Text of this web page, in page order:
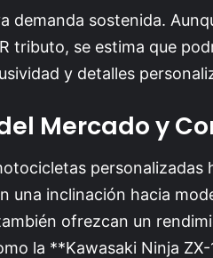
demanda sostenida.
tributo, se estima que
y detalles
Mercado y
una inclinación hacia
ofrezcan un
la **Kawasaki Ninja